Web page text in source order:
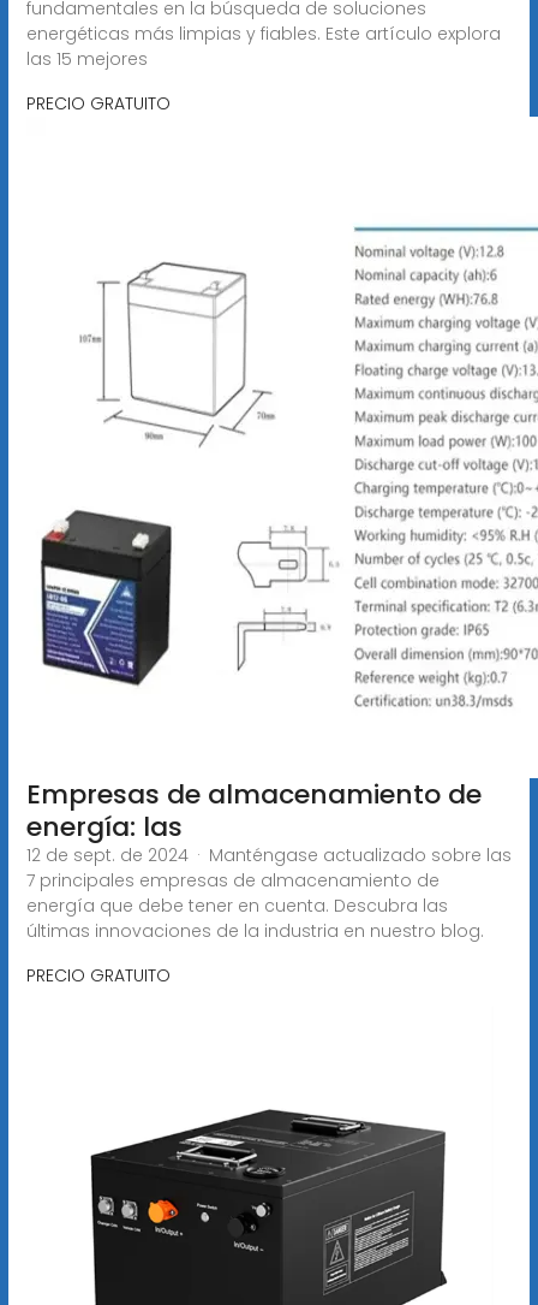
fundamentales en la búsqueda de soluciones
energéticas más limpias y fiables. Este artículo explora
las 15 mejores
PRECIO GRATUITO
Empresas de almacenamiento de
energía: las
12 de sept. de 2024 · Manténgase actualizado sobre las
7 principales empresas de almacenamiento de
energía que debe tener en cuenta. Descubra las
últimas innovaciones de la industria en nuestro blog.
PRECIO GRATUITO